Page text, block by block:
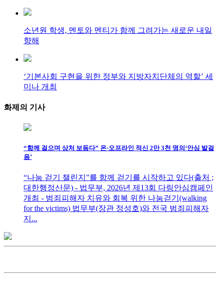
소년원 학생, 멘토와 멘티가 함께 그려가는 새로운 내일
향해
‘기본사회 구현을 위한 정부와 지방자치단체의 역할’ 세
미나 개최
화제의 기사
“함께 걸으며 상처 보듬다” 온·오프라인 적신 2만 3천 명의‘안심 발걸
음’
“나눔 걷기 챌린지”를 함께 걷기를 시작하고 있다(출처 ;
대한행정산문) - 법무부, 2026년 제13회 다링안심캠페인
개최 - 범죄피해자 치유와 회복 위한 나눔걷기(walking
for the victims) 법무부(장관 정성호)와 전국 범죄피해자
지...